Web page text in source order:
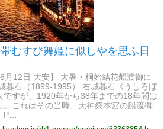
むすび舞姫に似しやを思ふ日
月12日 大安】 大暑・桐始結花船渡御に
暮石（1899-1995） 右城暮石《うしろぼ
ですが、1920年から38年までの18年間は
。これはその当時、天神祭本宮の船渡御
P…